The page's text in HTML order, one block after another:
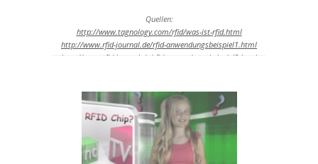
320x180 - 17 MB
Quellen:
http://www.tagnology.com/rfid/was-ist-rfid.html
http://www.rfid-journal.de/rfid-anwendungsbeispiel1.html
http://www.rfid-journal.de/rfid-anwendungsbeispiel2.html